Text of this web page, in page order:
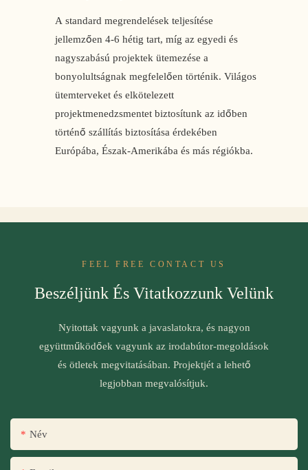
A standard megrendelések teljesítése
jellemzően 4-6 hétig tart, míg az egyedi és
nagyszabású projektek ütemezése a
bonyolultságnak megfelelően történik. Világos
ütemterveket és elkötelezett
projektmenedzsmentet biztosítunk az időben
történő szállítás biztosítása érdekében
Európába, Észak-Amerikába és más régiókba.
FEEL FREE CONTACT US
Beszéljünk És Vitatkozzunk Velünk
Nyitottak vagyunk a javaslatokra, és nagyon
együttműködőek vagyunk az irodabútor-megoldások
és ötletek megvitatásában. Projektjét a lehető
legjobban megvalósítjuk.
Név